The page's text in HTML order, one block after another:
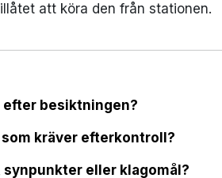
att köra den från stationen.
besiktningen?
kräver efterkontroll?
synpunkter eller klagomål?